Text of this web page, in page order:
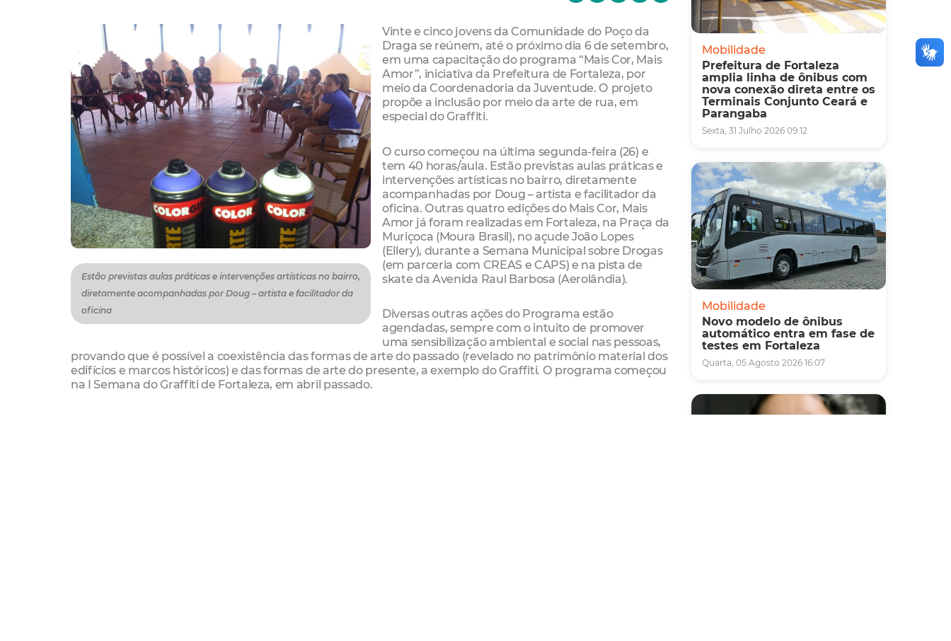
Estão previstas aulas práticas e intervenções artísticas no bairro,
diretamente acompanhadas por Doug – artista e facilitador da
oficina
Vinte e cinco jovens da Comunidade do Poço da
Draga se reúnem, até o próximo dia 6 de setembro,
em uma capacitação do programa “Mais Cor, Mais
Amor”, iniciativa da Prefeitura de Fortaleza, por
meio da Coordenadoria da Juventude. O projeto
propõe a inclusão por meio da arte de rua, em
especial do Graffiti.
O curso começou na última segunda-feira (26) e
tem 40 horas/aula. Estão previstas aulas práticas e
intervenções artísticas no bairro, diretamente
acompanhadas por Doug – artista e facilitador da
oficina. Outras quatro edições do Mais Cor, Mais
Amor já foram realizadas em Fortaleza, na Praça da
Muriçoca (Moura Brasil), no açude João Lopes
(Ellery), durante a Semana Municipal sobre Drogas
(em parceria com CREAS e CAPS) e na pista de
skate da Avenida Raul Barbosa (Aerolândia).
Diversas outras ações do Programa estão
agendadas, sempre com o intuito de promover
uma sensibilização ambiental e social nas pessoas,
provando que é possível a coexistência das formas de arte do passado (revelado no patrimônio material dos
edifícios e marcos históricos) e das formas de arte do presente, a exemplo do Graffiti. O programa começou
na I Semana do Graffiti de Fortaleza, em abril passado.
Mobilidade
Prefeitura de Fortaleza
amplia linha de ônibus com
nova conexão direta entre os
Terminais Conjunto Ceará e
Parangaba
Sexta, 31 Julho 2026 09:12
Mobilidade
Novo modelo de ônibus
automático entra em fase de
testes em Fortaleza
Quarta, 05 Agosto 2026 16:07